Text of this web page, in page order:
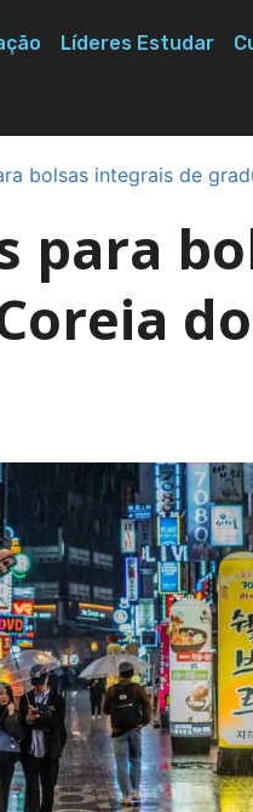
Líderes Estudar
bolsas integrais de
para